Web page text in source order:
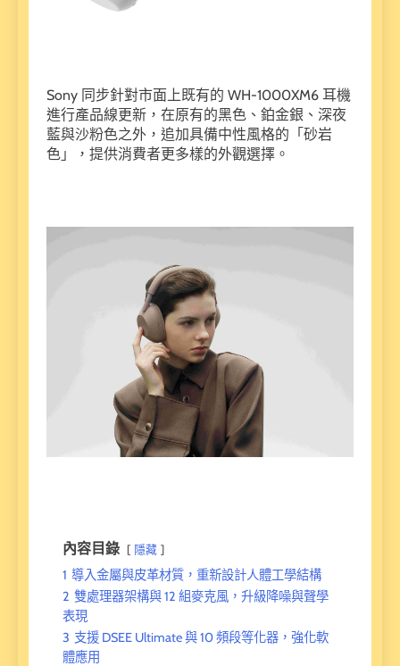
Sony 同步針對市面上既有的 WH-1000XM6 耳機
進行產品線更新，在原有的黑色、鉑金銀、深夜
藍與沙粉色之外，追加具備中性風格的「砂岩
色」，提供消費者更多樣的外觀選擇。
內容目錄 隱藏
1 導入金屬與皮革材質，重新設計人體工學結構
2 雙處理器架構與 12 組麥克風，升級降噪與聲學
表現
3 支援 DSEE Ultimate 與 10 頻段等化器，強化軟
體應用